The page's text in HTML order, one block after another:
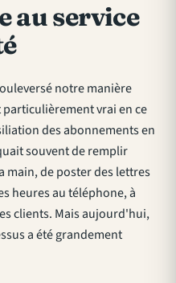
au service
notre manière
vrai en ce
des abonnements en
souvent de remplir
de poster des lettres
heures au téléphone, à
clients. Mais aujourd'hui,
a été grandement